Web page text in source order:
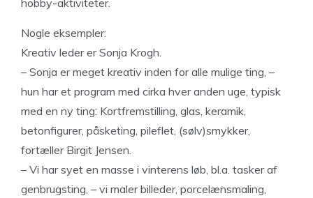
hobby-aktiviteter.
Nogle eksempler:
Kreativ leder er Sonja Krogh.
– Sonja er meget kreativ inden for alle mulige ting, –
hun har et program med cirka hver anden uge, typisk
med en ny ting: Kortfremstilling, glas, keramik,
betonfigurer, påsketing, pileflet, (sølv)smykker,
fortæller Birgit Jensen.
– Vi har syet en masse i vinterens løb, bl.a. tasker af
genbrugsting, – vi maler billeder, porcelænsmaling,